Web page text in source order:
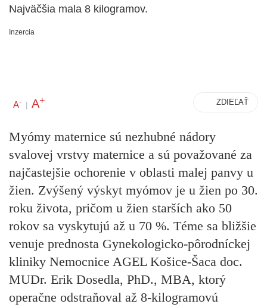
Najväčšia mala 8 kilogramov.
Inzercia
A- | A+ ZDIEĽAŤ
Myómy maternice sú nezhubné nádory
svalovej vrstvy maternice a sú považované za
najčastejšie ochorenie v oblasti malej panvy u
žien. Zvýšený výskyt myómov je u žien po 30.
roku života, pričom u žien starších ako 50
rokov sa vyskytujú až u 70 %. Téme sa bližšie
venuje prednosta Gynekologicko-pôrodníckej
kliniky Nemocnice AGEL Košice-Šaca doc.
MUDr. Erik Dosedla, PhD., MBA, ktorý
operačne odstraňoval až 8-kilogramovú